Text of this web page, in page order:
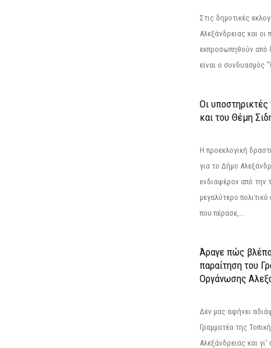
Στις δημοτικές
Αλεξάνδρειας και οι
εκπροσωπηθούν από
είναι ο συνδυασμός
Οι
και του Θέμη
Η προεκλογική
για το Δήμο
ενδιαφέρον από την
μεγαλύτερο
που πέρασε,...
Άραγε πώς
παραίτηση του
Οργάνωσης
Δεν μας αφήνει
Γραμματέα της
Αλεξάνδρειας και γι'